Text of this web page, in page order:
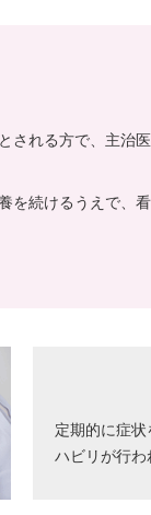
される方で、主治
を続けるうえで、
定期的に症
ハビリが行